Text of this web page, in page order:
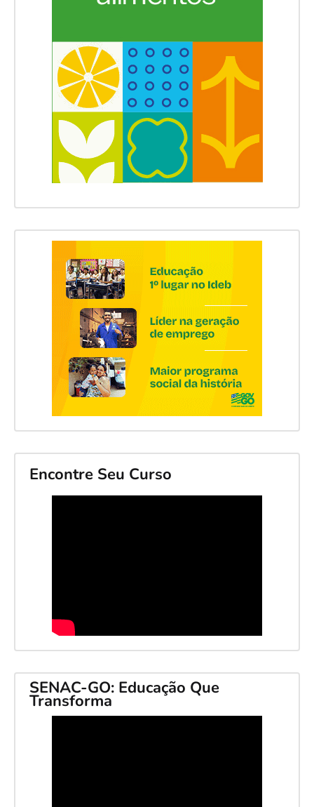
Encontre Seu Curso
SENAC-GO: Educação Que
Transforma